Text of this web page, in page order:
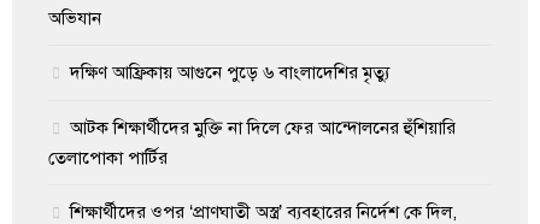
অভিযান
দক্ষিণ আফ্রিকায় আগুনে পুড়ে ৬ বাংলাদেশির মৃত্যু
আটক শিক্ষার্থীদের মুক্তি না দিলে ফের আন্দোলনের হুঁশিয়ারি
তেলাপোকা পার্টির
শিক্ষার্থীদের ওপর ‘প্রাণঘাতী অস্ত্র’ ব্যবহারের নির্দেশ কে দিল,